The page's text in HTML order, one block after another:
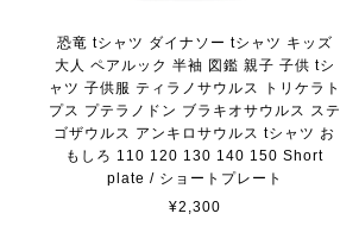
恐竜 tシャツ ダイナソー tシャツ キッズ
大人 ペアルック 半袖 図鑑 親子 子供 tシ
ャツ 子供服 ティラノサウルス トリケラト
プス プテラノドン ブラキオサウルス ステ
ゴザウルス アンキロサウルス tシャツ お
もしろ 110 120 130 140 150 Short
plate / ショートプレート
¥2,300